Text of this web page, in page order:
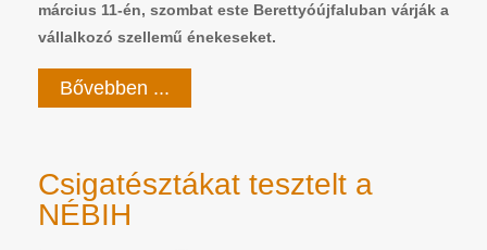
március 11-én, szombat este Berettyóújfaluban várják a
vállalkozó szellemű énekeseket.
Bővebben ...
Csigatésztákat tesztelt a
NÉBIH